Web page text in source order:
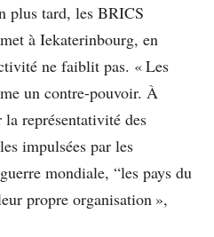
plus tard, les BRICS
à Iekaterinbourg, en
ne faiblit pas. « Les
un contre-pouvoir. À
représentativité des
impulsées par les
mondiale, “les pays du
propre organisation »,